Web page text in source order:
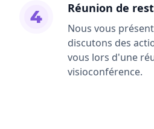
4 Réunion de
Nous vous
discutons des
vous lors d'une
visioconférence.